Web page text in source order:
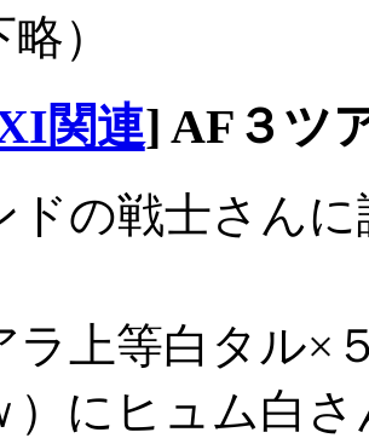
略）
関連] AF３ツ
ドの戦士さん
ラ上等白タル×
）にヒュム白